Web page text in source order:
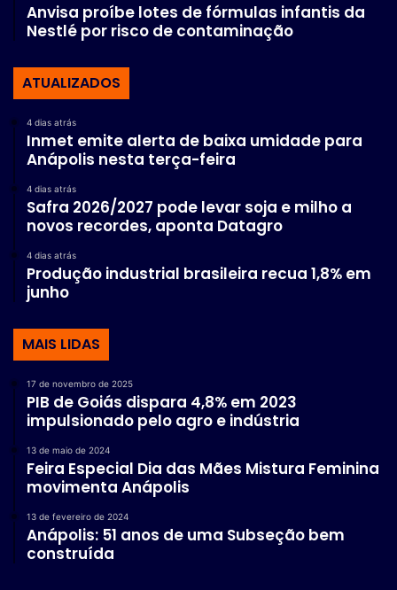
Anvisa proíbe lotes de fórmulas infantis da
Nestlé por risco de contaminação
ATUALIZADOS
4 dias atrás
Inmet emite alerta de baixa umidade para
Anápolis nesta terça-feira
4 dias atrás
Safra 2026/2027 pode levar soja e milho a
novos recordes, aponta Datagro
4 dias atrás
Produção industrial brasileira recua 1,8% em
junho
MAIS LIDAS
17 de novembro de 2025
PIB de Goiás dispara 4,8% em 2023
impulsionado pelo agro e indústria
13 de maio de 2024
Feira Especial Dia das Mães Mistura Feminina
movimenta Anápolis
13 de fevereiro de 2024
Anápolis: 51 anos de uma Subseção bem
construída